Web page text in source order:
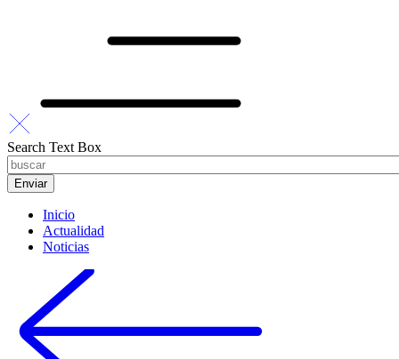
Search Text Box
Inicio
Actualidad
Noticias